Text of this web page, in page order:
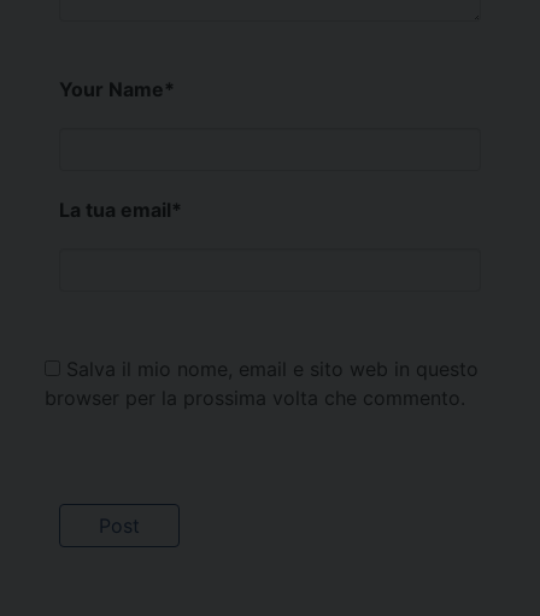
Your Name*
La tua email*
Salva il mio nome, email e sito web in questo
browser per la prossima volta che commento.